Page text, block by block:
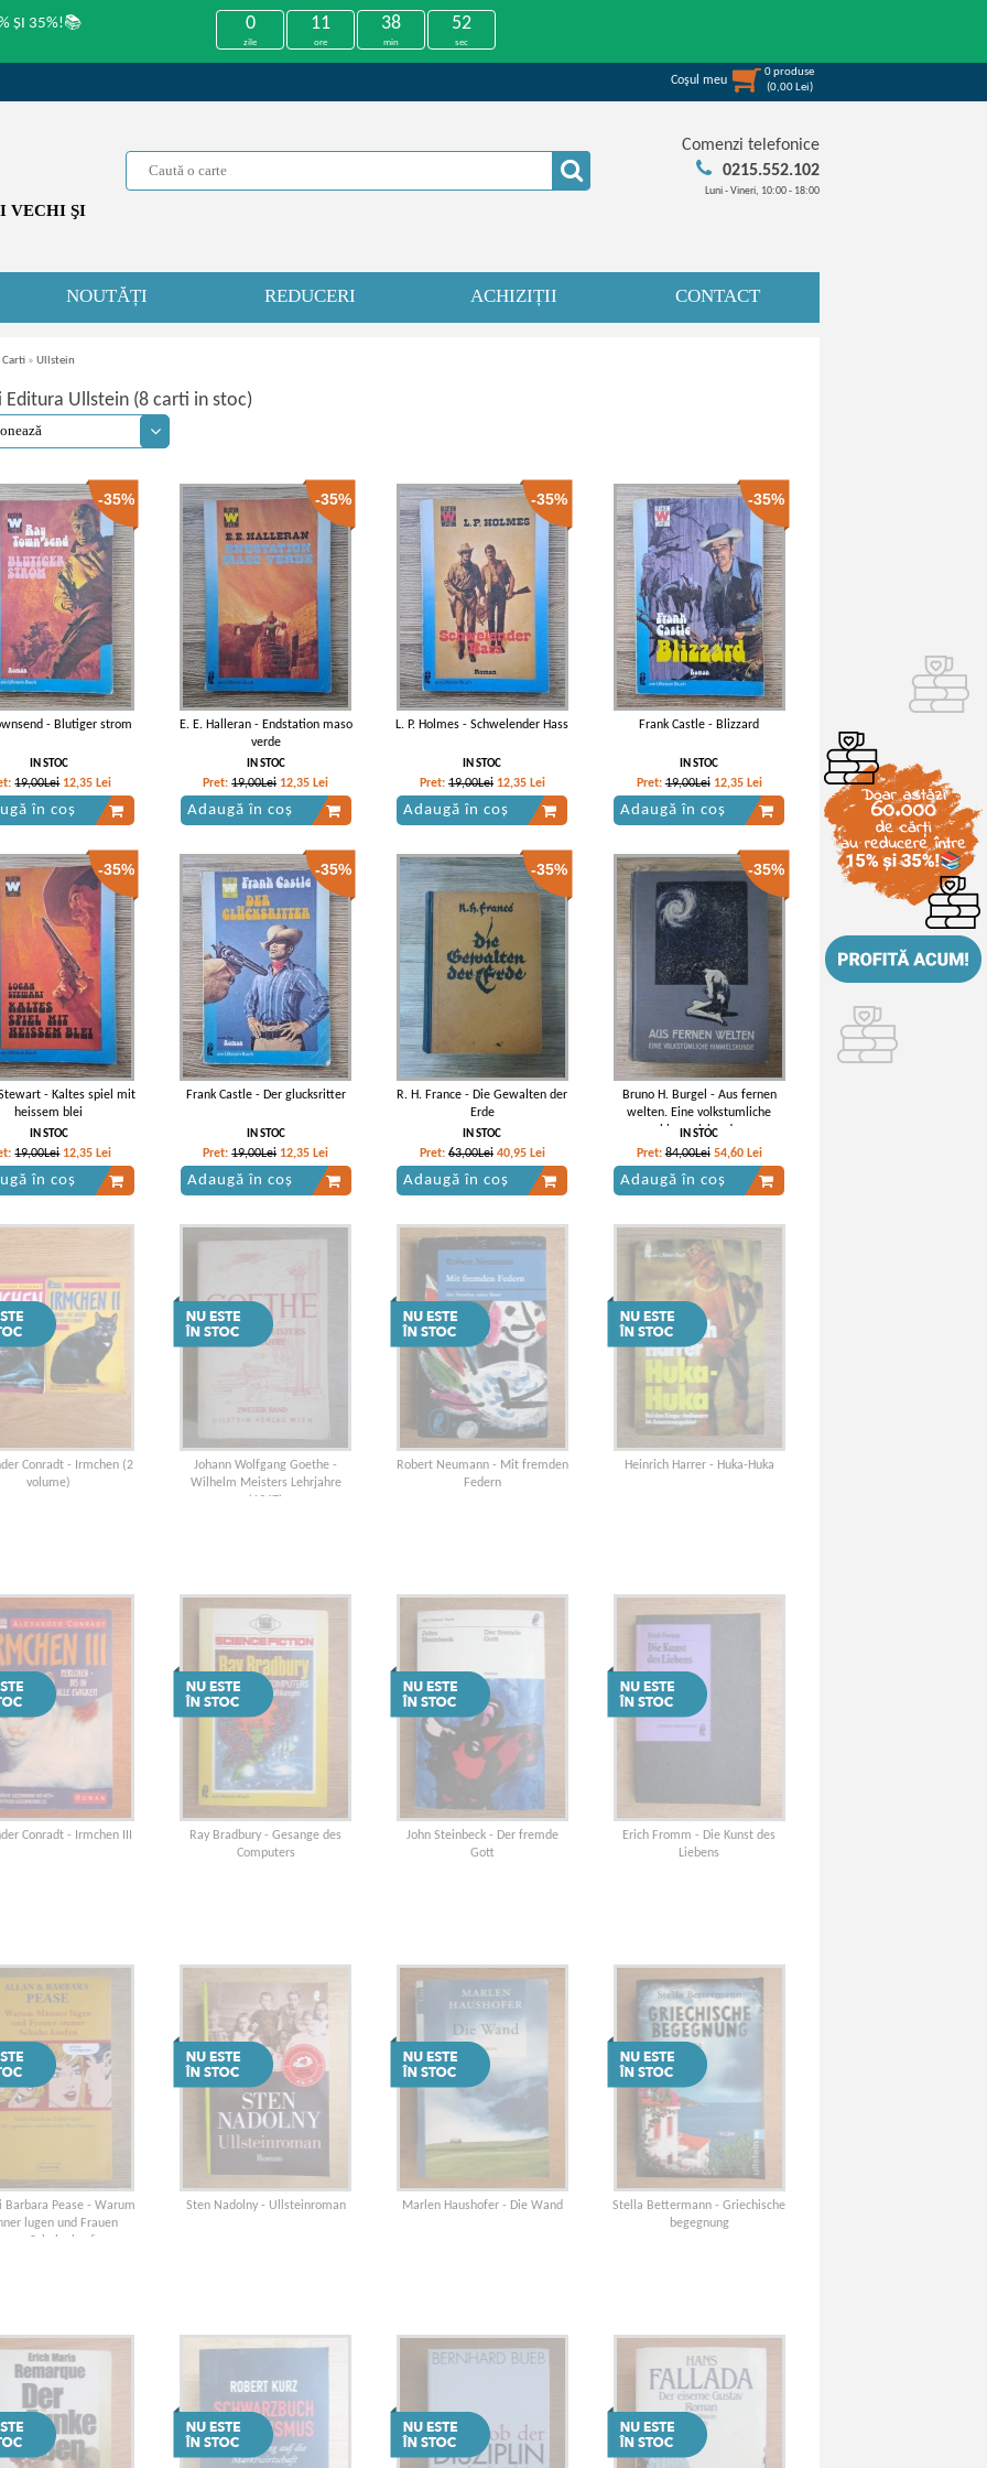
ȘI 35%!📚 0
zile
11
ore
38
min
52
sec
Coşul meu
0produse
(0,00 Lei)
VECHI ŞI
Comenzi telefonice
0215.552.102
Luni - Vineri, 10:00 - 18:00
NOUTĂȚI REDUCERI ACHIZIȚII CONTACT
» Ullstein
Editura Ullstein (8 carti in stoc)
-35%
- Blutiger strom
IN STOC
19,00Lei 12,35 Lei
în coș
-35%
E. E. Halleran - Endstation maso
verde
IN STOC
Pret:19,00Lei 12,35 Lei
Adaugă în coș
-35%
L. P. Holmes - Schwelender Hass
IN STOC
Pret: 19,00Lei 12,35 Lei
Adaugă în coș
-35%
Frank Castle - Blizzard
IN STOC
Pret:19,00Lei 12,35 Lei
Adaugă în coș
-35%
- Kaltes spiel mit
heissem blei
IN STOC
19,00Lei 12,35 Lei
în coș
-35%
Frank Castle - Der glucksritter
IN STOC
Pret:19,00Lei 12,35 Lei
Adaugă în coș
-35%
R. H. France - Die Gewalten der
Erde
IN STOC
Pret: 63,00Lei 40,95 Lei
Adaugă în coș
-35%
Bruno H. Burgel - Aus fernen
welten. Eine volkstumliche
himmelskunde
IN STOC
Pret:84,00Lei 54,60 Lei
Adaugă în coș
Conradt - Irmchen (2
volume)
Johann Wolfgang Goethe -
Wilhelm Meisters Lehrjahre
(1947)
Robert Neumann - Mit fremden
Federn
Heinrich Harrer - Huka-Huka
Conradt - Irmchen III
Ray Bradbury - Gesange des
Computers
John Steinbeck - Der fremde
Gott
Erich Fromm - Die Kunst des
Liebens
Barbara Pease - Warum
lugen und Frauen
Schuhe kaufen
Sten Nadolny - Ullsteinroman Marlen Haushofer - Die Wand
Stella Bettermann - Griechische
begegnung